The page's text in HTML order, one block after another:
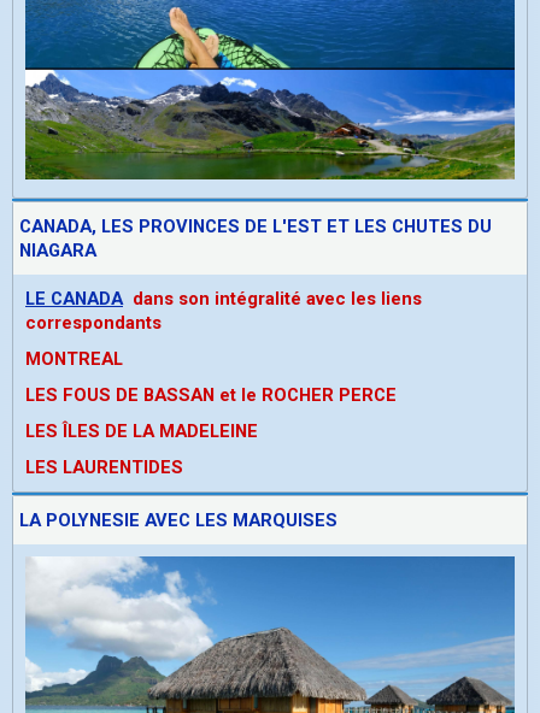
CANADA, LES PROVINCES DE L'EST ET LES CHUTES DU
NIAGARA
LE CANADA dans son intégralité avec les liens
correspondants
MONTREAL
LES FOUS DE BASSAN et le ROCHER PERCE
LES ÎLES DE LA MADELEINE
LES LAURENTIDES
LA POLYNESIE AVEC LES MARQUISES